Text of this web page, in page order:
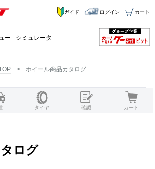
ー シミュレータ
ガイド ログイン カート
ホイール商品カタログ
タイヤ 確認 カート
ログ